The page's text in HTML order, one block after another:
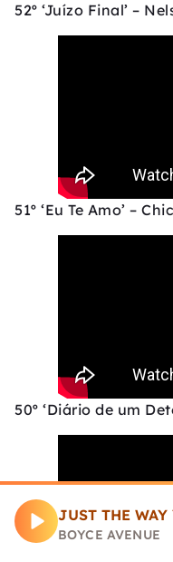
JUST THE WAY
BOYCE AVENUE
52º ‘Juízo Final’ –
51º ‘Eu Te Amo’ –
50º ‘Diário de um